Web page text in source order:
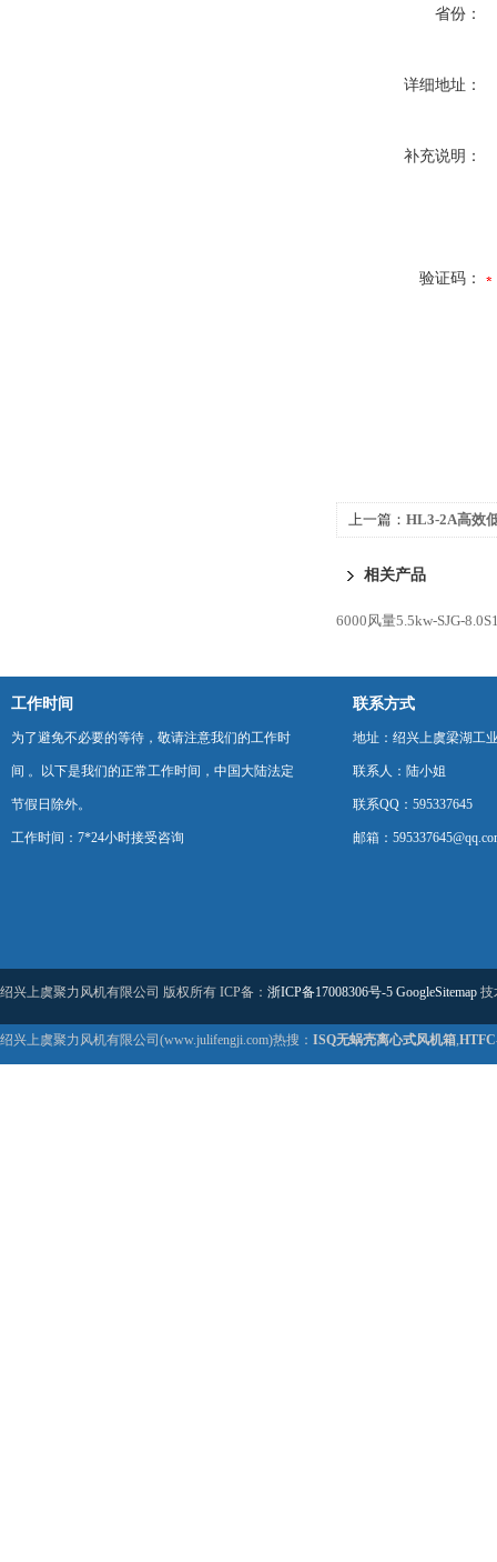
省份：
详细地址：
补充说明：
验证码：
上一篇： HL3-2A高效
相关产品
6000风量5.5kw-SJG-
工作时间
为了避免不必要的等待，敬请注意我们的工作时
间 。以下是我们的正常工作时间，中国大陆法定
节假日除外。
工作时间：7*24小时接受咨询
联系方式
地址：绍兴上虞梁湖工
联系人：陆小姐
联系QQ：595337645
邮箱：
绍兴上虞聚力风机有限公司 版权所有 ICP备： 浙ICP备17008306号-5 GoogleSitemap 技
绍兴上虞聚力风机有限公司(www.julifengji.com)热搜： ISQ无蜗壳离心式风机箱,